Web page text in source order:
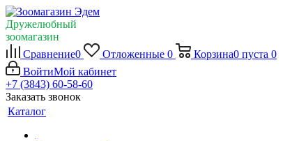
Дружелюбный
зоомагазин
Сравнение0 Отложенные 0 Корзина0 пуста 0
ВойтиМой кабинет
+7 (3843) 60-58-60
Заказать звонок
Каталог